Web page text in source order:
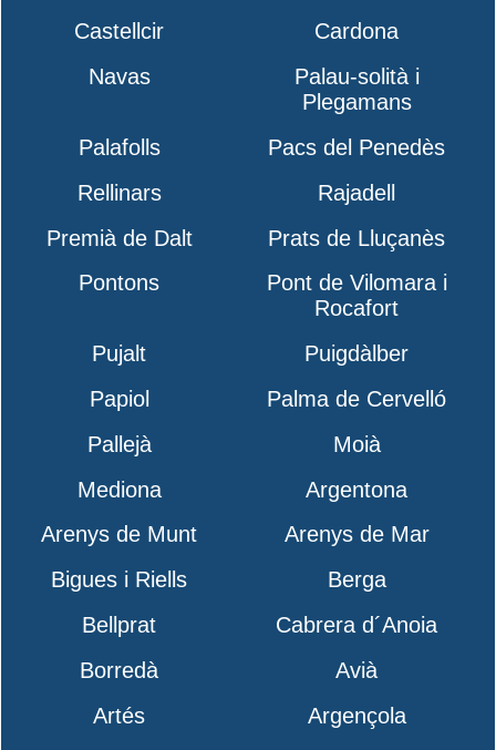
Castellcir
Cardona
Navas
Palau-solità i
Plegamans
Palafolls
Pacs del Penedès
Rellinars
Rajadell
Premià de Dalt
Prats de Lluçanès
Pontons
Pont de Vilomara i
Rocafort
Pujalt
Puigdàlber
Papiol
Palma de Cervelló
Pallejà
Moià
Mediona
Argentona
Arenys de Munt
Arenys de Mar
Bigues i Riells
Berga
Bellprat
Cabrera d´Anoia
Borredà
Avià
Artés
Argençola